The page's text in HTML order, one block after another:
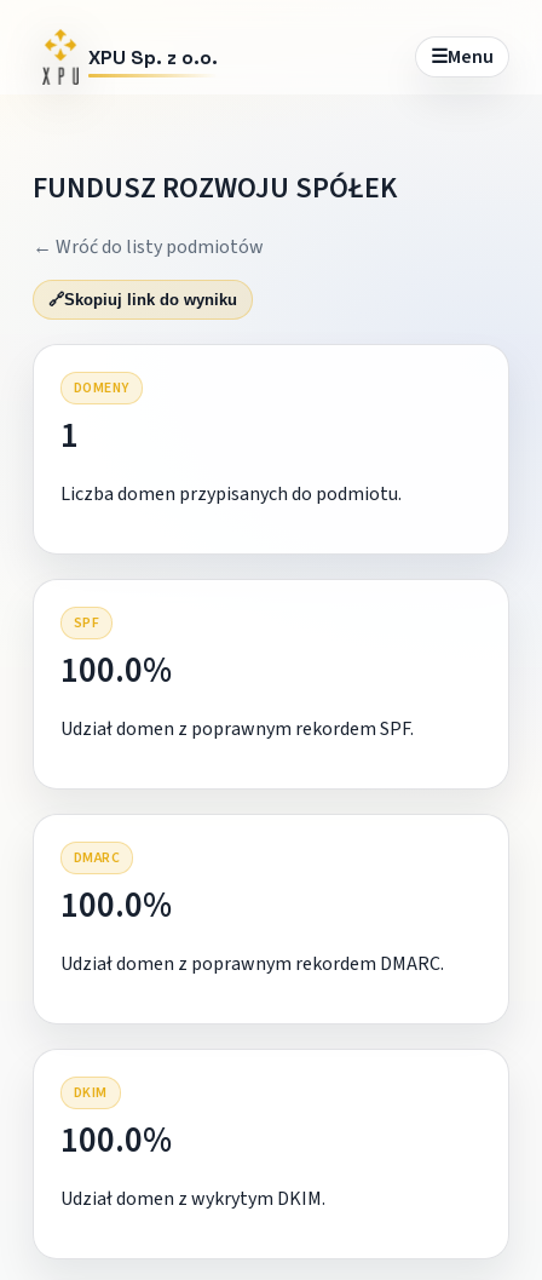
XPU Sp. z o.o. ☰Menu
FUNDUSZ ROZWOJU SPÓŁEK
← Wróć do listy podmiotów
🔗Skopiuj link do wyniku
DOMENY
1
Liczba domen przypisanych do podmiotu.
SPF
100.0%
Udział domen z poprawnym rekordem SPF.
DMARC
100.0%
Udział domen z poprawnym rekordem DMARC.
DKIM
100.0%
Udział domen z wykrytym DKIM.